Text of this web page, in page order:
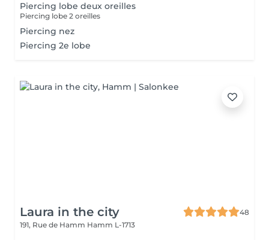
Piercing lobe deux oreilles
Piercing lobe 2 oreilles
Piercing nez
Piercing 2e lobe
Laura in the city
48
191, Rue de Hamm Hamm L-1713